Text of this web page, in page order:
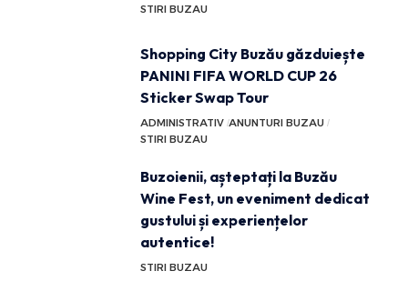
STIRI BUZAU
Shopping City Buzău găzduiește
PANINI FIFA WORLD CUP 26
Sticker Swap Tour
ADMINISTRATIV ANUNTURI BUZAU
STIRI BUZAU
Buzoienii, așteptați la Buzău
Wine Fest, un eveniment dedicat
gustului și experiențelor
autentice!
STIRI BUZAU